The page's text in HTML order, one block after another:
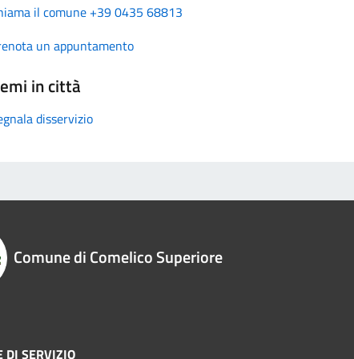
il comune +39 0435 68813
un appuntamento
in città
disservizio
Comune di Comelico Superiore
DI SERVIZIO